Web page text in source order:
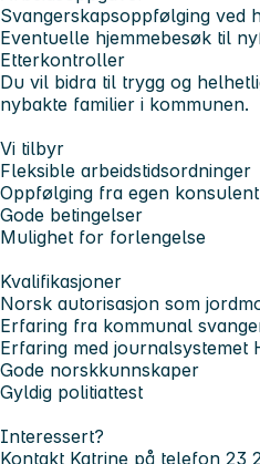
Svangerskapsoppfølging ved
Eventuelle hjemmebesøk til
Etterkontroller
Du vil bidra til trygg og
nybakte familier i kommunen.
Vi tilbyr
Fleksible arbeidstidsordninger
Oppfølging fra egen
Gode betingelser
Mulighet for forlengelse
Kvalifikasjoner
Norsk autorisasjon som
Erfaring fra kommunal
Erfaring med journalsystemet
Gode norskkunnskaper
Gyldig politiattest
Interessert?
Kontakt Katrine på telefon 23